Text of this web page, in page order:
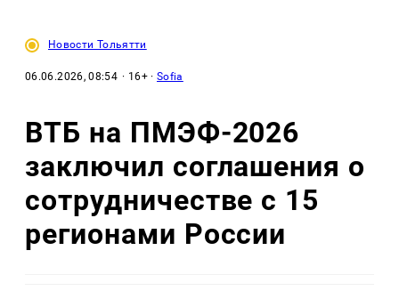
Новости Тольятти
06.06.2026, 08:54 · 16+ ·Sofia
ВТБ на ПМЭФ-2026
заключил соглашения о
сотрудничестве с 15
регионами России